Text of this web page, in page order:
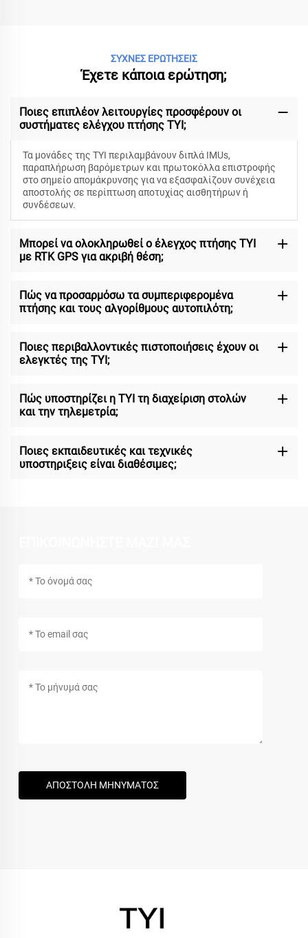
ΣΥΧΝΕΣ ΕΡΩΤΗΣΕΙΣ
Έχετε κάποια ερώτηση;
Ποιες επιπλέον λειτουργίες προσφέρουν οι
συστήματες ελέγχου πτήσης TYI;
Τα μονάδες της TYI περιλαμβάνουν διπλά IMUs,
παραπλήρωση βαρόμετρων και πρωτοκόλλα επιστροφής
στο σημείο απομάκρυνσης για να εξασφαλίζουν συνέχεια
αποστολής σε περίπτωση αποτυχίας αισθητήρων ή
συνδέσεων.
Μπορεί να ολοκληρωθεί ο έλεγχος πτήσης TYI
με RTK GPS για ακριβή θέση;
Πώς να προσαρμόσω τα συμπεριφερομένα
πτήσης και τους αλγορίθμους αυτοπιλότη;
Ποιες περιβαλλοντικές πιστοποιήσεις έχουν οι
ελεγκτές της TYI;
Πώς υποστηρίζει η TYI τη διαχείριση στολών
και την τηλεμετρία;
Ποιες εκπαιδευτικές και τεχνικές
υποστηριξεις είναι διαθέσιμες;
ΑΠΟΣΤΟΛΗ ΜΗΝΥΜΑΤΟΣ